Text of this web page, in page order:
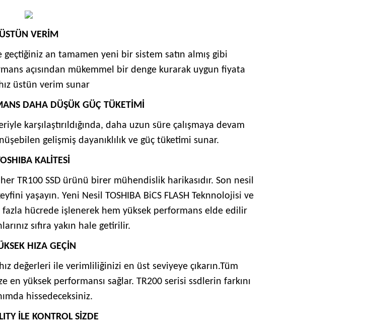
ÜSTÜN VERİM
an tamamen yeni bir sistem satın almış gibi
açısından mükemmel bir denge kurarak uygun fiyata
üstün verim sunar
DAHA DÜŞÜK GÜÇ TÜKETİMİ
karşılaştırıldığında, daha uzun süre çalışmaya devam
gelişmiş dayanıklılık ve güç tüketimi sunar.
KALİTESİ
TR100 SSD ürünü birer mühendislik harikasıdır. Son nesil
yaşayın. Yeni Nesil TOSHIBA BiCS FLASH Teknnolojisi ve
hücrede işlenerek hem yüksek performans elde edilir
sıfıra yakın hale getirilir.
HIZA GEÇİN
değerleri ile verimliliğinizi en üst seviyeye çıkarın.Tüm
yüksek performansı sağlar. TR200 serisi ssdlerin farkını
hissedeceksiniz.
İLE KONTROL SİZDE